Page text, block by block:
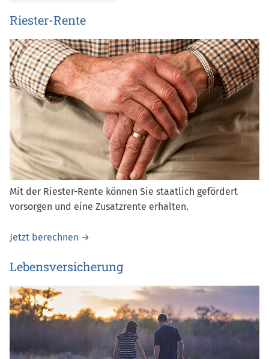
Riester-Rente
Mit der Riester-Rente können Sie staatlich gefördert
vorsorgen und eine Zusatzrente erhalten.
Jetzt berechnen →
Lebensversicherung